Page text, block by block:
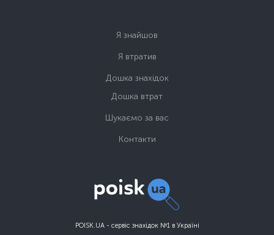
POISK.UA - сервіс знахідок №1 в Україні
Я знайшов
Я втратив
Дошка знахідок
Дошка втрат
Шукаємо за вас
Контакти